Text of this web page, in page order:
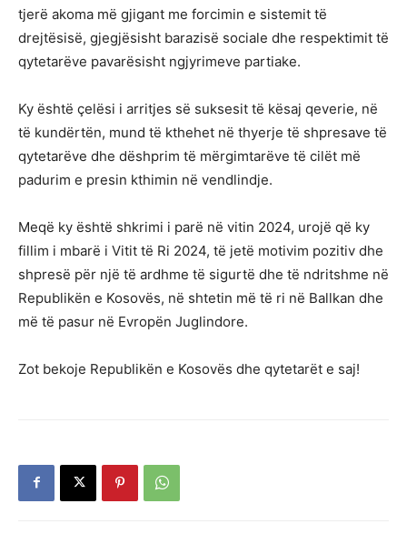
tjerë akoma më gjigant me forcimin e sistemit të
drejtësisë, gjegjësisht barazisë sociale dhe respektimit të
qytetarëve pavarësisht ngjyrimeve partiake.
Ky është çelësi i arritjes së suksesit të kësaj qeverie, në
të kundërtën, mund të kthehet në thyerje të shpresave të
qytetarëve dhe dëshprim të mërgimtarëve të cilët më
padurim e presin kthimin në vendlindje.
Meqë ky është shkrimi i parë në vitin 2024, urojë që ky
fillim i mbarë i Vitit të Ri 2024, të jetë motivim pozitiv dhe
shpresë për një të ardhme të sigurtë dhe të ndritshme në
Republikën e Kosovës, në shtetin më të ri në Ballkan dhe
më të pasur në Evropën Juglindore.
Zot bekoje Republikën e Kosovës dhe qytetarët e saj!